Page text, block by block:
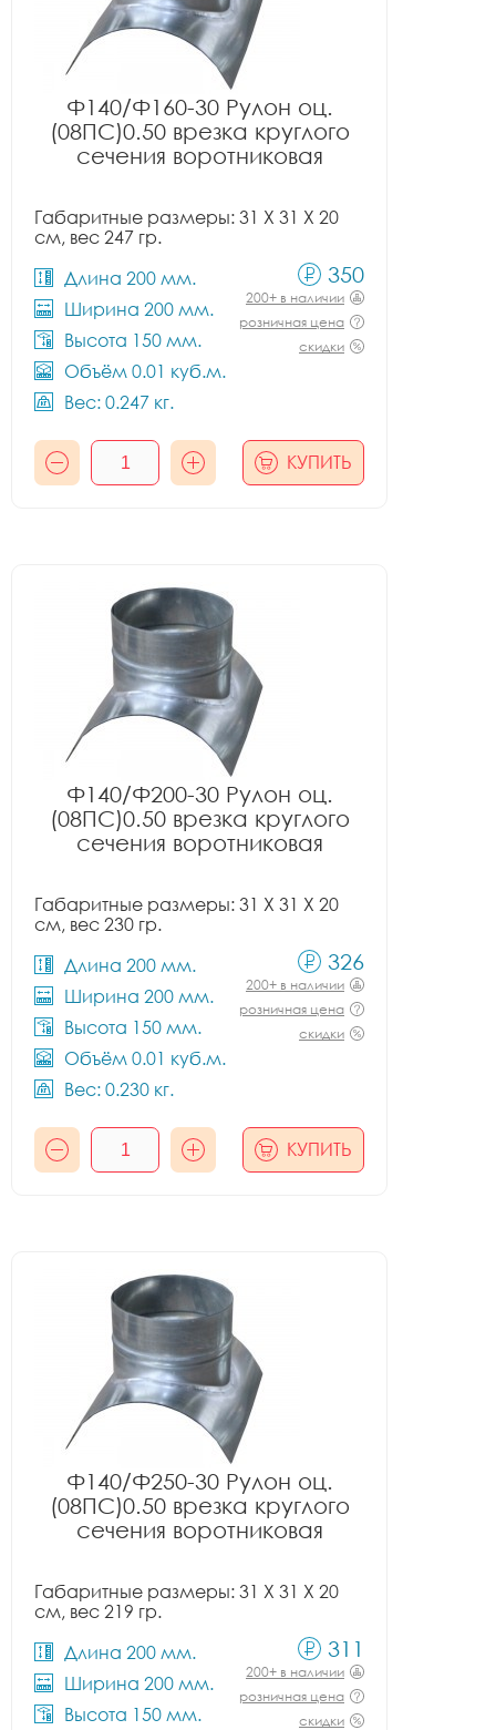
Ф140/Ф160-30 Рулон оц.
(08ПС)0.50 врезка круглого
сечения воротниковая
Габаритные размеры: 31 X 31 X 20
см, вес 247 гр.
Длина 200 мм.
Ширина 200 мм.
Высота 150 мм.
Объём 0.01 куб.м.
Вес: 0.247 кг.
350
200+ в наличии
розничная цена
скидки
КУПИТЬ
Ф140/Ф200-30 Рулон оц.
(08ПС)0.50 врезка круглого
сечения воротниковая
Габаритные размеры: 31 X 31 X 20
см, вес 230 гр.
Длина 200 мм.
Ширина 200 мм.
Высота 150 мм.
Объём 0.01 куб.м.
Вес: 0.230 кг.
326
200+ в наличии
розничная цена
скидки
КУПИТЬ
Ф140/Ф250-30 Рулон оц.
(08ПС)0.50 врезка круглого
сечения воротниковая
Габаритные размеры: 31 X 31 X 20
см, вес 219 гр.
Длина 200 мм.
Ширина 200 мм.
Высота 150 мм.
311
200+ в наличии
розничная цена
скидки